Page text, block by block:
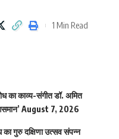
1 Min Read
का काव्य-संगीत डॉ. अमित
August 7, 2026
का गुरु दक्षिणा उत्सव संपन्न